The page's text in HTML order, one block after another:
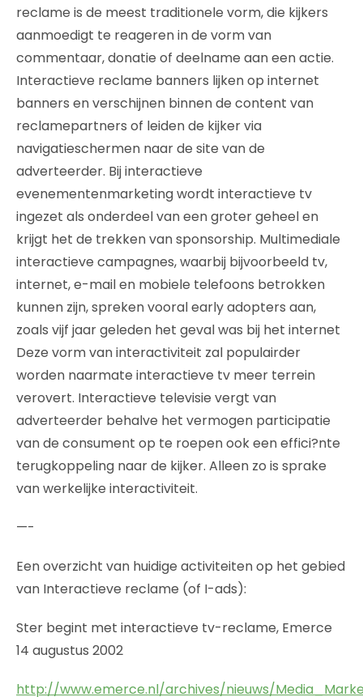
reclame is de meest traditionele vorm, die kijkers
aanmoedigt te reageren in de vorm van
commentaar, donatie of deelname aan een actie.
Interactieve reclame banners lijken op internet
banners en verschijnen binnen de content van
reclamepartners of leiden de kijker via
navigatieschermen naar de site van de
adverteerder. Bij interactieve
evenementenmarketing wordt interactieve tv
ingezet als onderdeel van een groter geheel en
krijgt het de trekken van sponsorship. Multimediale
interactieve campagnes, waarbij bijvoorbeeld tv,
internet, e-mail en mobiele telefoons betrokken
kunnen zijn, spreken vooral early adopters aan,
zoals vijf jaar geleden het geval was bij het internet
Deze vorm van interactiviteit zal populairder
worden naarmate interactieve tv meer terrein
verovert. Interactieve televisie vergt van
adverteerder behalve het vermogen participatie
van de consument op te roepen ook een effici?nte
terugkoppeling naar de kijker. Alleen zo is sprake
van werkelijke interactiviteit.
—-
Een overzicht van huidige activiteiten op het gebied
van Interactieve reclame (of I-ads):
Ster begint met interactieve tv-reclame, Emerce
14 augustus 2002
http://www.emerce.nl/archives/nieuws/